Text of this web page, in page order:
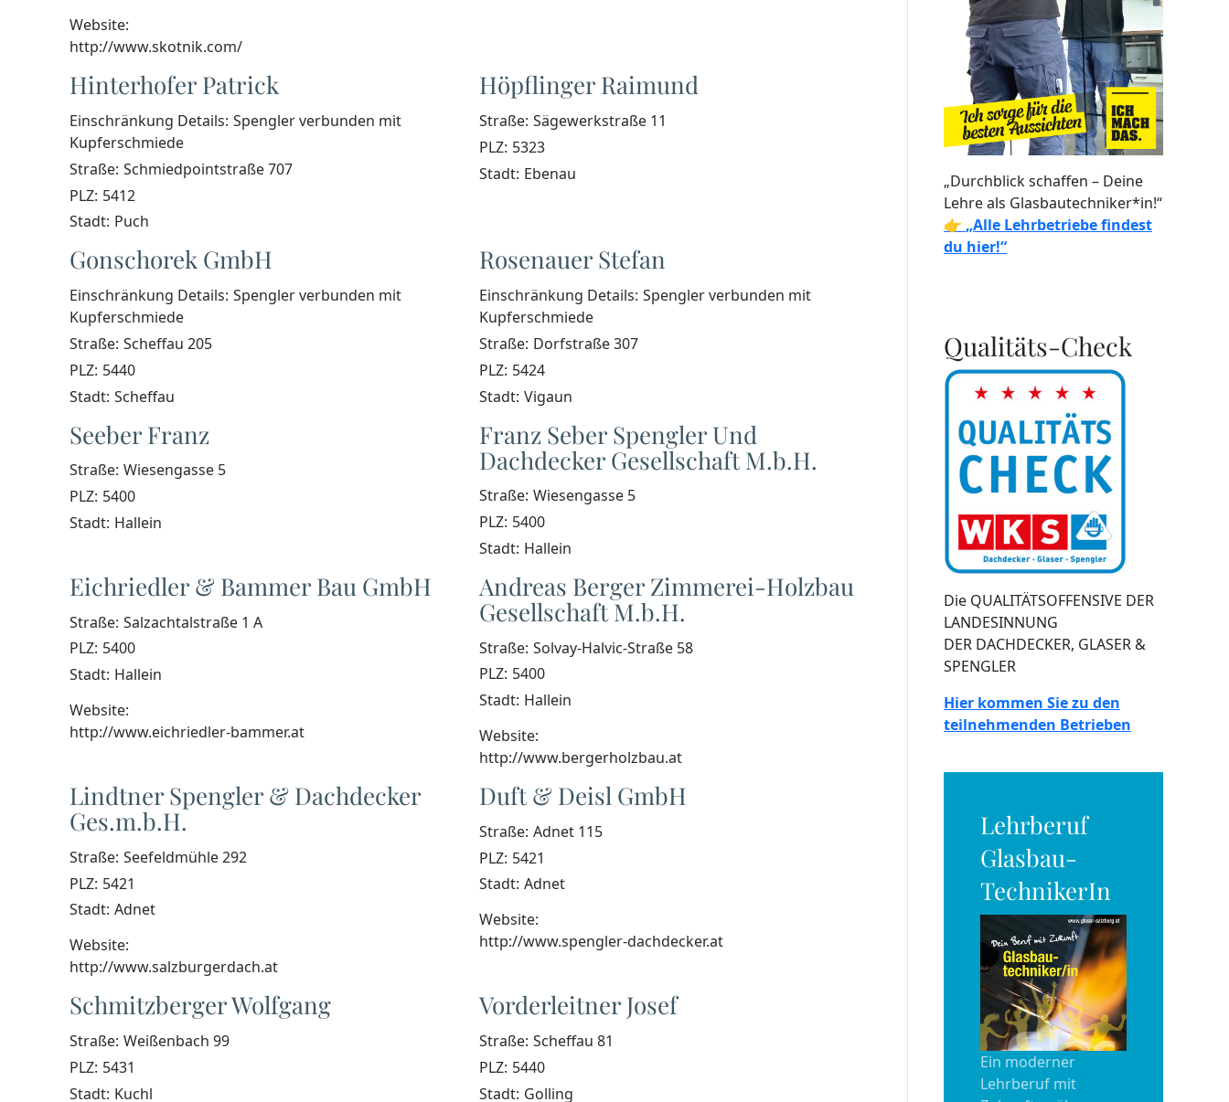
Website:
http://www.skotnik.com/
Hinterhofer Patrick
Einschränkung Details: Spengler verbunden mit
Kupferschmiede
Straße: Schmiedpointstraße 707
PLZ: 5412
Stadt: Puch
Höpflinger Raimund
Straße: Sägewerkstraße 11
PLZ: 5323
Stadt: Ebenau
Gonschorek GmbH
Einschränkung Details: Spengler verbunden mit
Kupferschmiede
Straße: Scheffau 205
PLZ: 5440
Stadt: Scheffau
Rosenauer Stefan
Einschränkung Details: Spengler verbunden mit
Kupferschmiede
Straße: Dorfstraße 307
PLZ: 5424
Stadt: Vigaun
Seeber Franz
Straße: Wiesengasse 5
PLZ: 5400
Stadt: Hallein
Franz Seber Spengler Und
Dachdecker Gesellschaft M.b.H.
Straße: Wiesengasse 5
PLZ: 5400
Stadt: Hallein
Eichriedler & Bammer Bau GmbH
Straße: Salzachtalstraße 1 A
PLZ: 5400
Stadt: Hallein
Website:
http://www.eichriedler-bammer.at
Andreas Berger Zimmerei-Holzbau
Gesellschaft M.b.H.
Straße: Solvay-Halvic-Straße 58
PLZ: 5400
Stadt: Hallein
Website:
http://www.bergerholzbau.at
Lindtner Spengler & Dachdecker
Ges.m.b.H.
Straße: Seefeldmühle 292
PLZ: 5421
Stadt: Adnet
Website:
http://www.salzburgerdach.at
Duft & Deisl GmbH
Straße: Adnet 115
PLZ: 5421
Stadt: Adnet
Website:
http://www.spengler-dachdecker.at
Schmitzberger Wolfgang
Straße: Weißenbach 99
PLZ: 5431
Stadt: Kuchl
Vorderleitner Josef
Straße: Scheffau 81
PLZ: 5440
Stadt: Golling
„Durchblick schaffen – Deine
Lehre als Glasbautechniker*in!“
👉 „Alle Lehrbetriebe findest
du hier!“
Qualitäts-Check
Die QUALITÄTSOFFENSIVE DER
LANDESINNUNG
DER DACHDECKER, GLASER &
SPENGLER
Hier kommen Sie zu den
teilnehmenden Betrieben
Lehrberuf
Glasbau-
TechnikerIn
Ein moderner
Lehrberuf mit